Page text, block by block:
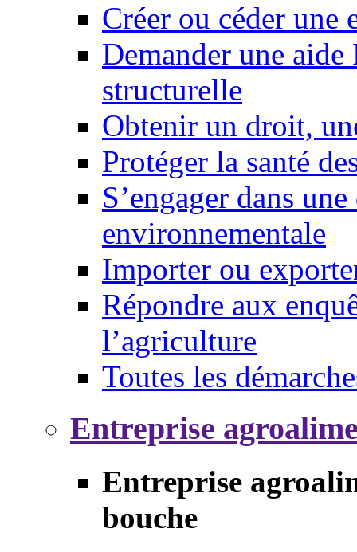
Créer ou céder une
Demander une
structurelle
Obtenir un droit,
Protéger la santé
S’engager dans
environnementale
Importer ou
Répondre aux
l’agriculture
Toutes les
Entreprise
Entreprise
bouche